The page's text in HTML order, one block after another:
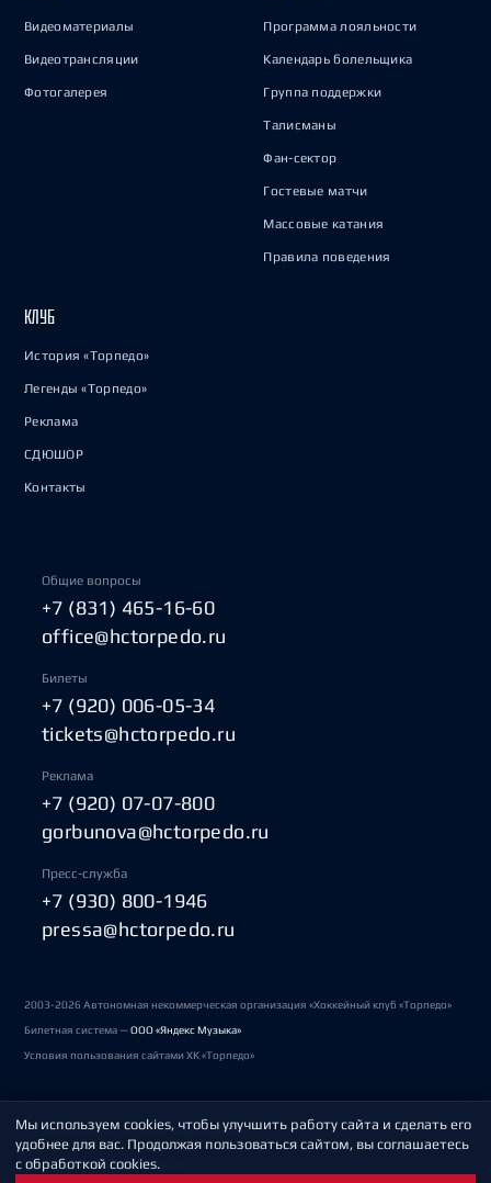
Видеоматериалы
Видеотрансляции
Фотогалерея
Программа лояльности
Календарь болельщика
Группа поддержки
Талисманы
Фан-сектор
Гостевые матчи
Массовые катания
Правила поведения
КЛУБ
История «Торпедо»
Легенды «Торпедо»
Реклама
СДЮШОР
Контакты
Общие вопросы
+7 (831) 465-16-60
office@hctorpedo.ru
Билеты
+7 (920) 006-05-34
tickets@hctorpedo.ru
Реклама
+7 (920) 07-07-800
gorbunova@hctorpedo.ru
Пресс-служба
+7 (930) 800-1946
pressa@hctorpedo.ru
2003-2026 Автономная некоммерческая организация «Хоккейный клуб «Торпедо»
Билетная система —ООО «Яндекс Музыка»
Условия пользования сайтами ХК «Торпедо»
Политика обработки персональных данных
Пользовательское соглашение
Мы используем cookies, чтобы улучшить работу сайта и сделать его
удобнее для вас. Продолжая пользоваться сайтом, вы соглашаетесь
с обработкой cookies.